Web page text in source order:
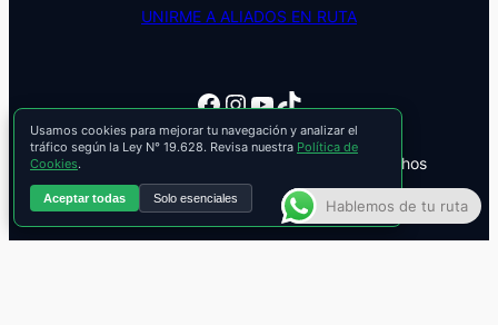
UNIRME A ALIADOS EN RUTA
Facebook InstagramYouTube TikTok
© 2025 Parche Y Le Cuento. Todos los derechos
reservados.
Usamos cookies para mejorar tu navegación y analizar el
tráfico según la Ley N° 19.628. Revisa nuestra Política de
Cookies.
Aceptar todas Solo esenciales Hablemos de tu ruta